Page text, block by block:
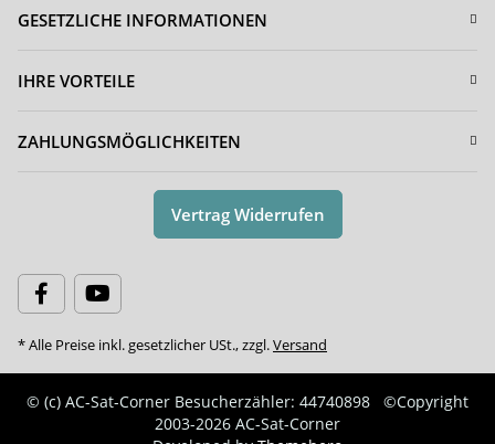
GESETZLICHE INFORMATIONEN
IHRE VORTEILE
ZAHLUNGSMÖGLICHKEITEN
Vertrag Widerrufen
* Alle Preise inkl. gesetzlicher USt., zzgl.Versand
© (c) AC-Sat-Corner Besucherzähler: 44740898
©Copyright
2003-2026 AC-Sat-Corner